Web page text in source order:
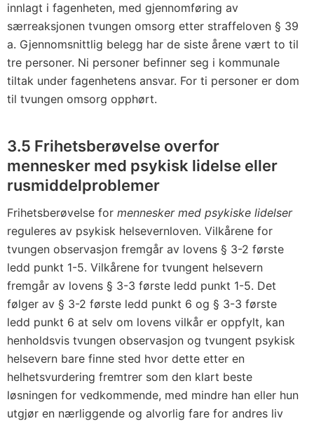
innlagt i fagenheten, med gjennomføring av
særreaksjonen tvungen omsorg etter straffeloven § 39
a. Gjennomsnittlig belegg har de siste årene vært to til
tre personer. Ni personer befinner seg i kommunale
tiltak under fagenhetens ansvar. For ti personer er dom
til tvungen omsorg opphørt.
3.5 Frihetsberøvelse overfor
mennesker med psykisk lidelse eller
rusmiddelproblemer
Frihetsberøvelse for mennesker med psykiske lidelser
reguleres av psykisk helsevernloven. Vilkårene for
tvungen observasjon fremgår av lovens § 3-2 første
ledd punkt 1-5. Vilkårene for tvungent helsevern
fremgår av lovens § 3-3 første ledd punkt 1-5. Det
følger av § 3-2 første ledd punkt 6 og § 3-3 første
ledd punkt 6 at selv om lovens vilkår er oppfylt, kan
henholdsvis tvungen observasjon og tvungent psykisk
helsevern bare finne sted hvor dette etter en
helhetsvurdering fremtrer som den klart beste
løsningen for vedkommende, med mindre han eller hun
utgjør en nærliggende og alvorlig fare for andres liv